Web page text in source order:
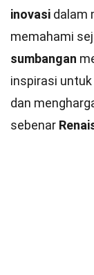
inovasi dalam
memahami
sumbangan
inspirasi
dan
sebenar